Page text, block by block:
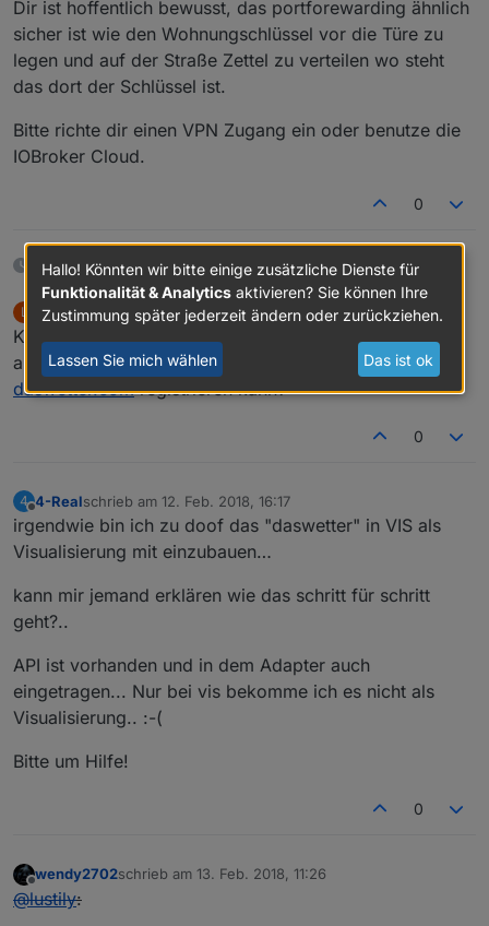
Dir ist hoffentlich bewusst, das portforewarding ähnlich
sicher ist wie den Wohnungschlüssel vor die Türe zu
legen und auf der Straße Zettel zu verteilen wo steht
das dort der Schlüssel ist.
Bitte richte dir einen VPN Zugang ein oder benutze die
IOBroker Cloud.
0
16 Tagen später
L
Offline
lustilyschrieb am11. Feb. 2018, 12:14
zuletzt editiert von
Kann mir jemand einen Tipp geben welche Website ich
angeben kann damit ich mich für die API bei
daswetter.comregistrieren kann?
0
4
Offline
4-Realschrieb am 12. Feb. 2018, 16:17
zuletzt editiert von
irgendwie bin ich zu doof das "daswetter" in VIS als
Visualisierung mit einzubauen…
kann mir jemand erklären wie das schritt für schritt
geht?..
API ist vorhanden und in dem Adapter auch
eingetragen... Nur bei vis bekomme ich es nicht als
Visualisierung.. :-(
Bitte um Hilfe!
0
Offline
wendy2702schrieb am 13. Feb. 2018, 11:26
zuletzt editiert von
@lustily:
Hallo! Könnten wir bitte einige zusätzliche Dienste für
Funktionalität & Analytics aktivieren? Sie können Ihre
Zustimmung später jederzeit ändern oder zurückziehen.
Lassen Sie mich wählen Das ist ok